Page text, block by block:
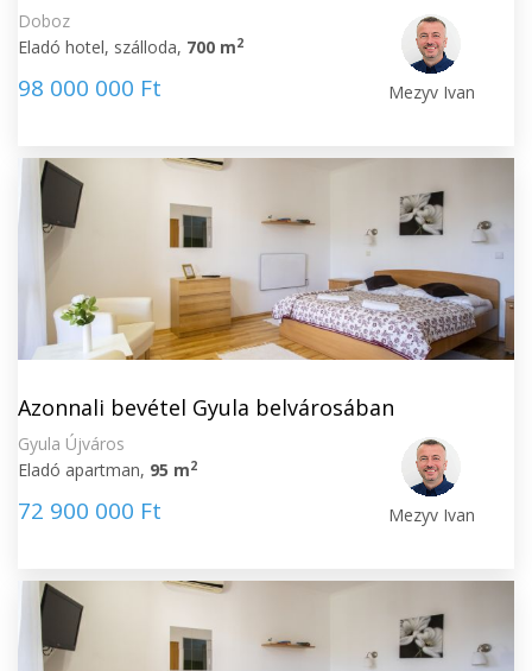
Doboz
Eladó hotel, szálloda, 700 m2
98 000 000 Ft Mezyv Ivan
Azonnali bevétel Gyula belvárosában
Gyula Újváros
Eladó apartman, 95 m2
72 900 000 Ft Mezyv Ivan